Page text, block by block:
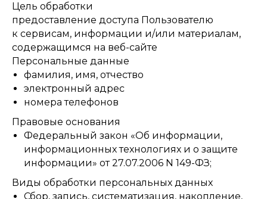
Цель обработки
предоставление доступа Пользователю
к сервисам, информации и/или материалам,
содержащимся на веб-сайте
Персональные данные
фамилия, имя, отчество
электронный адрес
номера телефонов
Правовые основания
Федеральный закон «Об информации,
информационных технологиях и о защите
информации» от 27.07.2006 N 149-ФЗ;
Виды обработки персональных данных
Сбор, запись, систематизация, накопление,